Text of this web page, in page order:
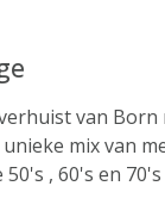
van Born
mix van
, 60's en